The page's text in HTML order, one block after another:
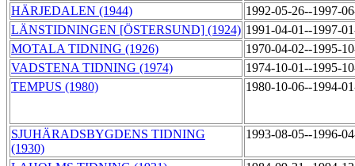
HÄRJEDALEN (1944)
1992-05-26--1997-
LÄNSTIDNINGEN [ÖSTERSUND] (1924) 1991-04-01--1997-
MOTALA TIDNING (1926)
1970-04-02--1995-
VADSTENA TIDNING (1974)
1974-10-01--1995-
TEMPUS (1980)
1980-10-06--1994-
SJUHÄRADSBYGDENS TIDNING
(1930)
1993-08-05--1996-